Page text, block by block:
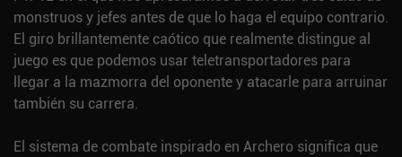
monstruos y jefes antes de que lo haga el equipo contrario.
El giro brillantemente caótico que realmente distingue al
juego es que podemos usar teletransportadores para
llegar a la mazmorra del oponente y atacarle para arruinar
también su carrera.
El sistema de combate inspirado en Archero significa que